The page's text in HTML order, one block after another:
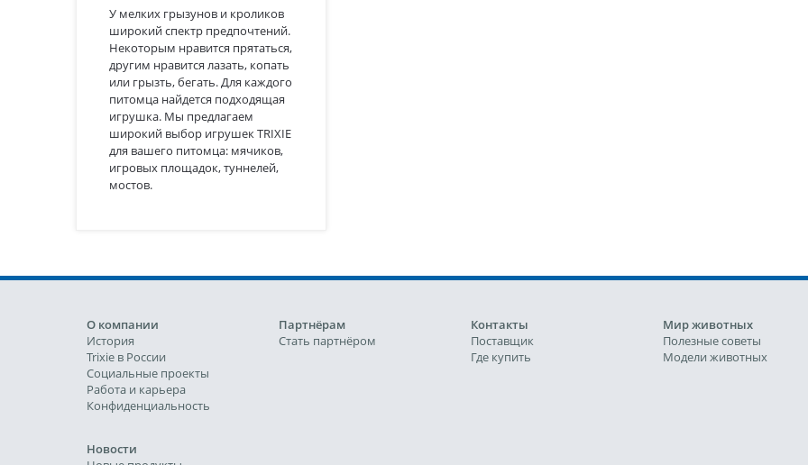
У мелких грызунов и кроликов
широкий спектр предпочтений.
Некоторым нравится прятаться,
другим нравится лазать, копать
или грызть, бегать. Для каждого
питомца найдется подходящая
игрушка. Мы предлагаем
широкий выбор игрушек TRIXIE
для вашего питомца: мячиков,
игровых площадок, туннелей,
мостов.
О компании
История
Trixie в России
Социальные проекты
Работа и карьера
Конфиденциальность
Партнёрам
Стать партнёром
Контакты
Поставщик
Где купить
Мир животных
Полезные советы
Модели животных
Новости